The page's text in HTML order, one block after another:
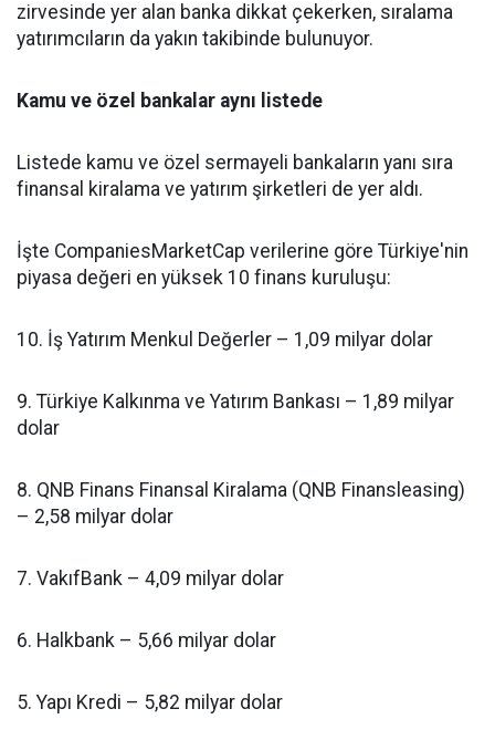
zirvesinde yer alan banka dikkat çekerken, sıralama
yatırımcıların da yakın takibinde bulunuyor.
Kamu ve özel bankalar aynı listede
Listede kamu ve özel sermayeli bankaların yanı sıra
finansal kiralama ve yatırım şirketleri de yer aldı.
İşte CompaniesMarketCap verilerine göre Türkiye'nin
piyasa değeri en yüksek 10 finans kuruluşu:
10. İş Yatırım Menkul Değerler – 1,09 milyar dolar
9. Türkiye Kalkınma ve Yatırım Bankası – 1,89 milyar
dolar
8. QNB Finans Finansal Kiralama (QNB Finansleasing)
– 2,58 milyar dolar
7. VakıfBank – 4,09 milyar dolar
6. Halkbank – 5,66 milyar dolar
5. Yapı Kredi – 5,82 milyar dolar